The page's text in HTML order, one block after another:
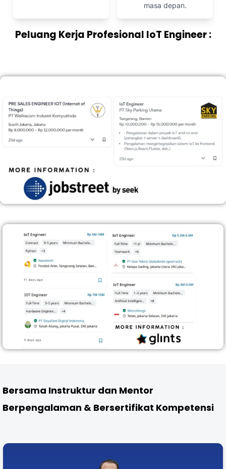
masa depan.
Peluang Kerja Profesional IoT Engineer :
Bersama Instruktur dan Mentor
Berpengalaman & Bersertifikat Kompetensi